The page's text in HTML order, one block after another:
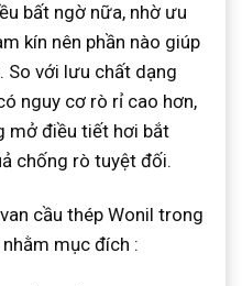
bất ngờ nữa, nhờ ưu
kín nên phần nào giúp
So với lưu chất dạng
nguy cơ rò rỉ cao hơn,
mở điều tiết hơi bắt
chống rò tuyệt đối.
cầu thép Wonil trong
mục đích :